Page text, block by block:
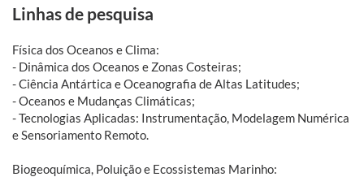
Linhas de pesquisa
Física dos Oceanos e Clima:
- Dinâmica dos Oceanos e Zonas Costeiras;
- Ciência Antártica e Oceanografia de Altas Latitudes;
- Oceanos e Mudanças Climáticas;
- Tecnologias Aplicadas: Instrumentação, Modelagem Numérica
e Sensoriamento Remoto.
Biogeoquímica, Poluição e Ecossistemas Marinho: